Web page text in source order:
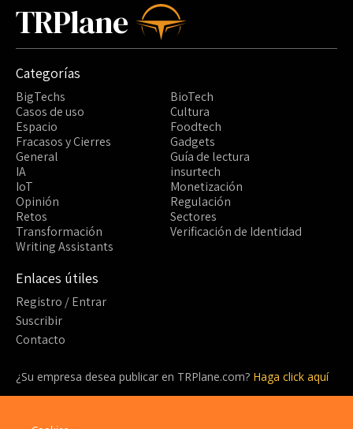
TRPlane
Categorías
BigTechs
BioTech
Casos de uso
Cultura
Espacio
Foodtech
Fracasos y Cierres
Gadgets
General
Guía de lectura
IA
insurtech
IoT
Monetización
Opinión
Regulación
Retos
Sectores
Transformación
Verificación de Identidad
Writing Assistants
Enlaces útiles
Registro / Entrar
Suscribir
Contacto
¿Su empresa desea publicar en TRPlane.com? Haga click aquí